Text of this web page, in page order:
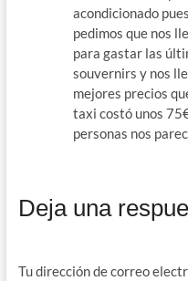
acondicionado
pedimos que nos
para gastar las
souvernirs y nos
mejores precios
taxi costó unos
personas nos
Deja una
Tu dirección de correo